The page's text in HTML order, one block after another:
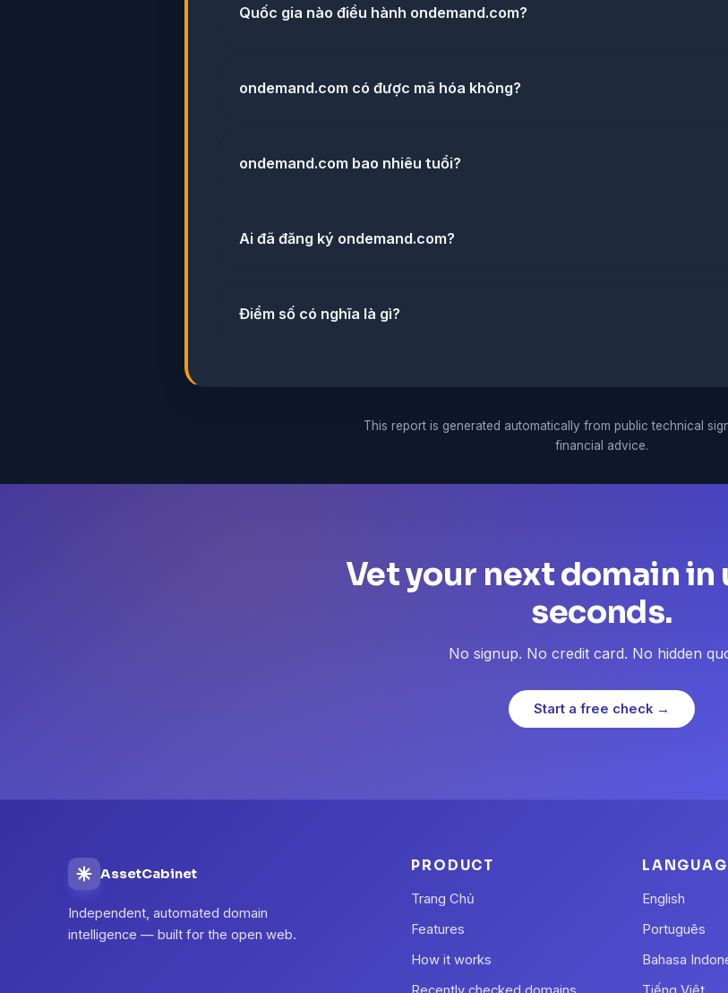
Quốc gia nào điều hành ondemand.com?
ondemand.com có được mã hóa không?
ondemand.com bao nhiêu tuổi?
Ai đã đăng ký ondemand.com?
Điểm số có nghĩa là gì?
This report is generated automatically from public technical
financial advice.
Vet your next domain in
seconds.
No signup. No credit card. No hidden
Start a free check →
AssetCabinet
Independent, automated domain
intelligence — built for the open web.
PRODUCT
Trang Chủ
Features
How it works
English
Português
Bahasa